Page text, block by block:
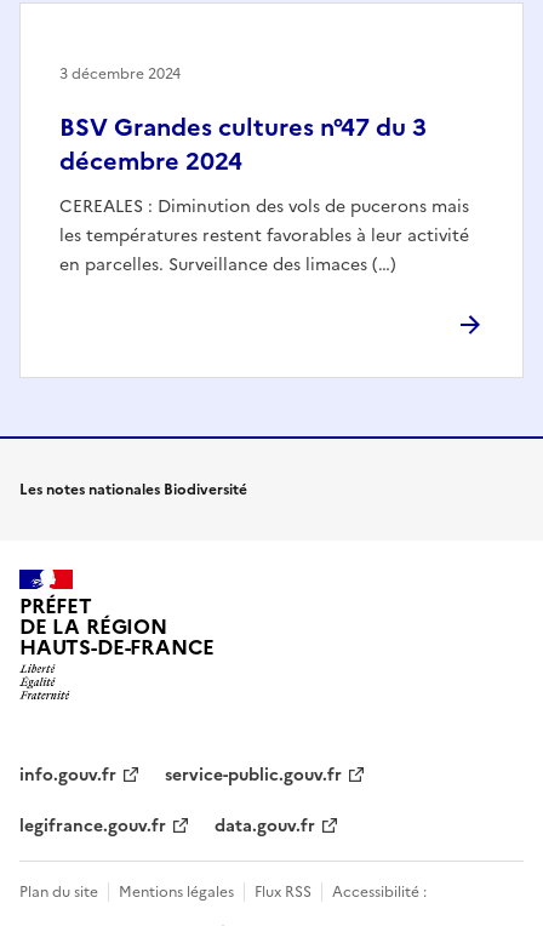
BSV Grandes cultures n°47 du 3
décembre 2024
CEREALES : Diminution des vols de pucerons mais
les températures restent favorables à leur activité
en parcelles. Surveillance des limaces (…)
3 décembre 2024
Les notes nationales Biodiversité
PRÉFET
DE LA RÉGION
HAUTS-DE-FRANCE
info.gouv.fr
service-public.gouv.fr
legifrance.gouv.fr
data.gouv.fr
Plan du site Mentions légales Flux RSS
Accessibilité :